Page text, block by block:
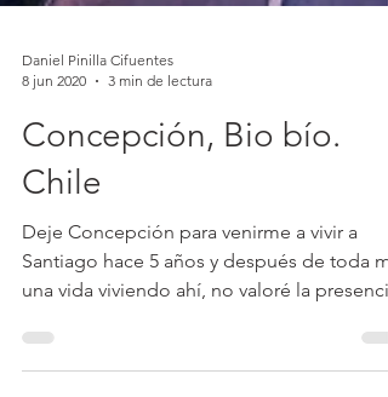
Daniel Pinilla Cifuentes
8 jun 2020
3 min de lectura
Concepción, Bio bío.
Chile
Deje Concepción para venirme a vivir a
Santiago hace 5 años y después de toda mi